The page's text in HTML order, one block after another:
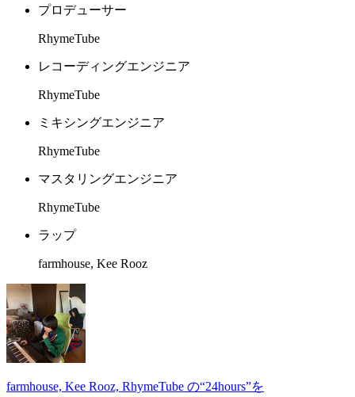
プロデューサー
RhymeTube
レコーディングエンジニア
RhymeTube
ミキシングエンジニア
RhymeTube
マスタリングエンジニア
RhymeTube
ラップ
farmhouse, Kee Rooz
farmhouse, Kee Rooz, RhymeTube の“24hours”を